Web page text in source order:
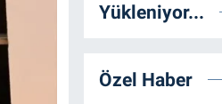
Yükleniyor...
Özel Haber